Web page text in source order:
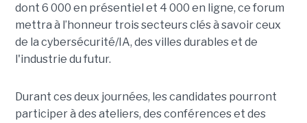
dont 6 000 en présentiel et 4 000 en ligne, ce forum
mettra à l’honneur trois secteurs clés à savoir ceux
de la cybersécurité/IA, des villes durables et de
l'industrie du futur.
Durant ces deux journées, les candidates pourront
participer à des ateliers, des conférences et des